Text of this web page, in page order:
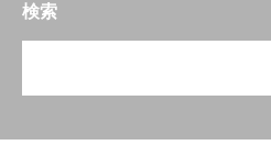
宮崎の物件検索
検索